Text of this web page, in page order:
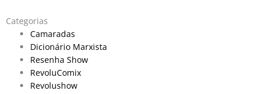
Categorias
Camaradas
Dicionário Marxista
Resenha Show
RevoluComix
Revolushow